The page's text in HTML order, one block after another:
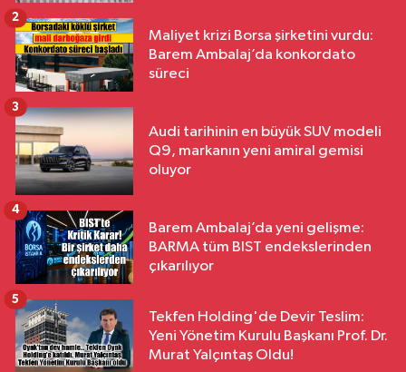
Maliyet krizi Borsa şirketini vurdu:
Barem Ambalaj’da konkordato
süreci
2
Audi tarihinin en büyük SUV modeli
Q9, markanın yeni amiral gemisi
oluyor
3
Barem Ambalaj’da yeni gelişme:
BARMA tüm BIST endekslerinden
çıkarılıyor
4
Tekfen Holding'de Devir Teslim:
Yeni Yönetim Kurulu Başkanı Prof. Dr.
Murat Yalçıntaş Oldu!
5